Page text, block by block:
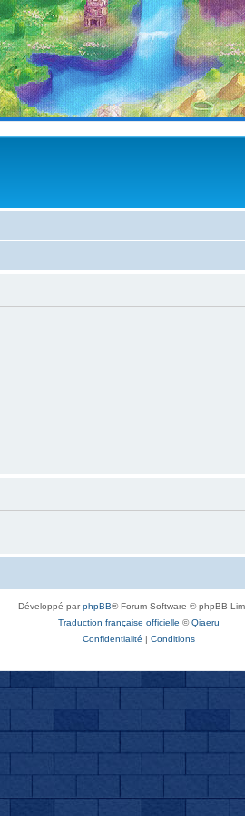
Développé parphpBB® Forum Software © phpBB
Traduction française officielle ©Qiaeru
Confidentialité | Conditions